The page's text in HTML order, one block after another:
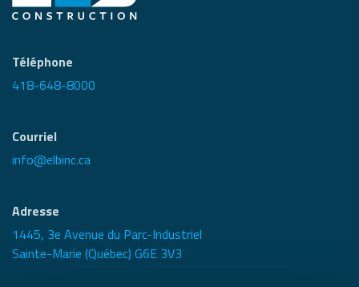
Téléphone
418-648-8000
Courriel
info@elbinc.ca
Adresse
1445, 3e Avenue du Parc-Industriel
Sainte-Marie (Québec) G6E 3V3